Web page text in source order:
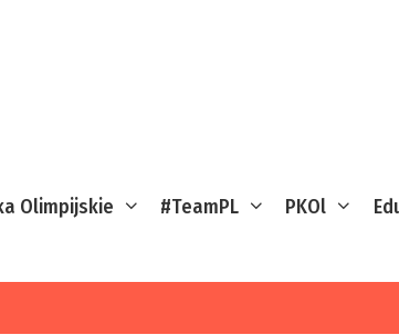
Olimpijskie #TeamPL PKOl